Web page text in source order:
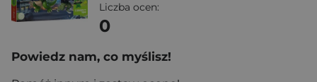
Liczba ocen:
0
Powiedz nam, co myślisz!